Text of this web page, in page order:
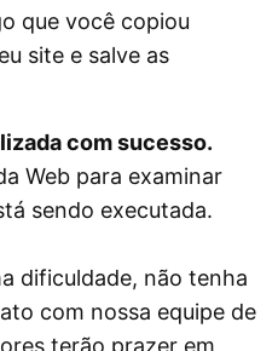
que você copiou
site e salve as
com sucesso.
Web para examinar
sendo executada.
dificuldade, não tenha
com nossa equipe de
terão prazer em